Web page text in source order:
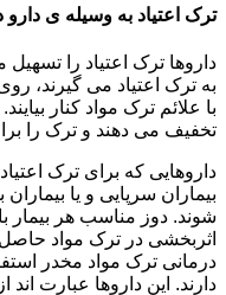
ترک اعتیاد به وسیله ی دارو
داروها ترک اعتیاد را
به ترک اعتیاد می گیرند،
با علائم ترک مواد کنار
تخفیف می دهند و ترک را
داروهایی که برای ترک
بیماران سرپایی و یا
شوند. دوز مناسب هر بیمار
اثربخشی در ترک مواد
درمانی ترک مواد مخدر
دارند. این داروها عبارت اند